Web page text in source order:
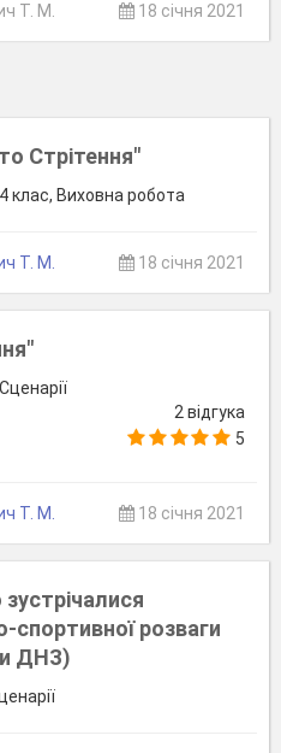
Т. М. 18 січня 2021
Стрітення"
клас, Виховна робота
Т. М. 18 січня 2021
2 відгука
5
Т. М. 18 січня 2021
спортивної розваги
ДНЗ)